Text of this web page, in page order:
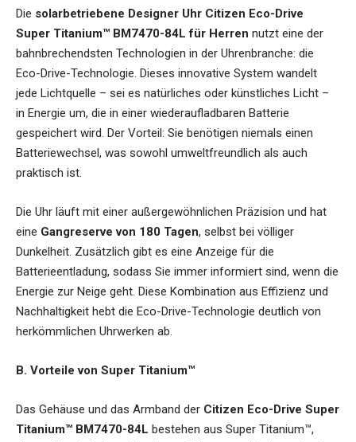
Die solarbetriebene Designer Uhr Citizen Eco-Drive
Super Titanium™ BM7470-84L für Herren nutzt eine der
bahnbrechendsten Technologien in der Uhrenbranche: die
Eco-Drive-Technologie. Dieses innovative System wandelt
jede Lichtquelle – sei es natürliches oder künstliches Licht –
in Energie um, die in einer wiederaufladbaren Batterie
gespeichert wird. Der Vorteil: Sie benötigen niemals einen
Batteriewechsel, was sowohl umweltfreundlich als auch
praktisch ist.
Die Uhr läuft mit einer außergewöhnlichen Präzision und hat
eine Gangreserve von 180 Tagen, selbst bei völliger
Dunkelheit. Zusätzlich gibt es eine Anzeige für die
Batterieentladung, sodass Sie immer informiert sind, wenn die
Energie zur Neige geht. Diese Kombination aus Effizienz und
Nachhaltigkeit hebt die Eco-Drive-Technologie deutlich von
herkömmlichen Uhrwerken ab.
B. Vorteile von Super Titanium™
Das Gehäuse und das Armband der Citizen Eco-Drive Super
Titanium™ BM7470-84L bestehen aus Super Titanium™,